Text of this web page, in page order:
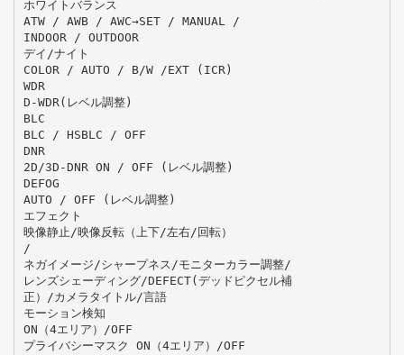
ホワイトバランス
ATW / AWB / AWC→SET / MANUAL /
INDOOR / OUTDOOR
デイ/ナイト
COLOR / AUTO / B/W /EXT (ICR)
WDR
D-WDR(レベル調整)
BLC
BLC / HSBLC / OFF
DNR
2D/3D-DNR ON / OFF (レベル調整)
DEFOG
AUTO / OFF (レベル調整)
エフェクト
映像静止/映像反転（上下/左右/回転）
/
ネガイメージ/シャープネス/モニターカラー調整/
レンズシェーディング/DEFECT(デッドピクセル補
正）/カメラタイトル/言語
モーション検知
ON（4エリア）/OFF
プライバシーマスク ON（4エリア）/OFF